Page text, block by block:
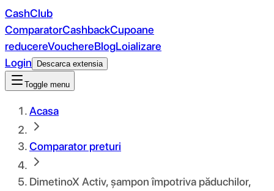
CashClub
ComparatorCashbackCupoane
reducereVouchereBlogLoializare
Login
Descarca extensia
Toggle menu
Acasa
Comparator preturi
DimetinoX Activ, șampon împotriva păduchilor,